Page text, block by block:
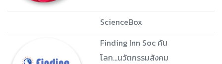
ScienceBox
Finding Inn Soc ค้น
โลก...นวัตกรรมสังคม